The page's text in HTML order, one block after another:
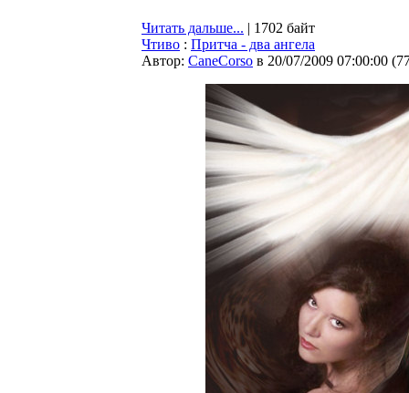
Читать дальше... | 1702 байт
Чтиво : Притча - два ангела
Автор: CaneCorso в 20/07/2009 07:00:00 (